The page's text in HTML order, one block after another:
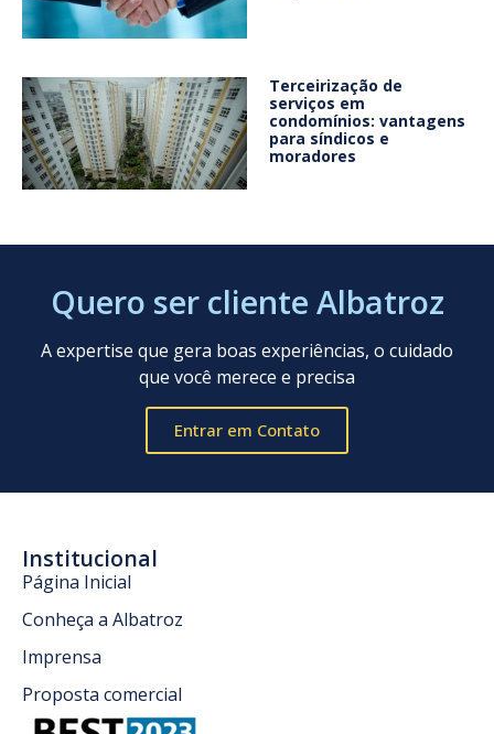
Terceirização de
serviços em
condomínios: vantagens
para síndicos e
moradores
Quero ser cliente Albatroz
A expertise que gera boas experiências, o cuidado
que você merece e precisa
Entrar em Contato
Institucional
Página Inicial
Conheça a Albatroz
Imprensa
Proposta comercial